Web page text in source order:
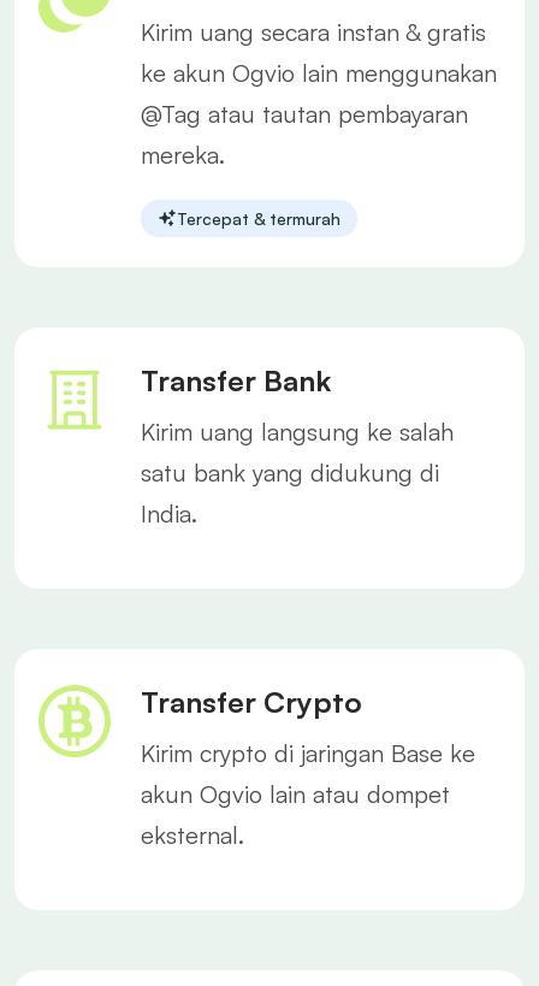
Kirim uang secara instan & gratis
ke akun Ogvio lain menggunakan
@Tag atau tautan pembayaran
mereka.
Tercepat & termurah
Transfer Bank
Kirim uang langsung ke salah
satu bank yang didukung di
India.
Transfer Crypto
Kirim crypto di jaringan Base ke
akun Ogvio lain atau dompet
eksternal.